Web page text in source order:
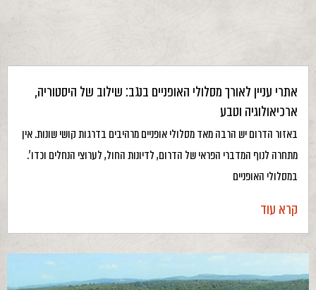
אתרי עניין לאורך מסלולי האופניים בנגב: שילוב של היסטוריה,
ארכיאולוגיה וטבע
באזור הדרום יש הרבה מאד מסלולי אופניים מרהיבים בדרגות קושי שונות. אין
מתחרה לנוף המדברי הפראי של הדרום, לדיונות החול, לערוצי הנחלים וכדו'.
במסלולי האופניים
קרא עוד